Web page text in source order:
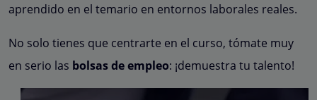
aprendido en el temario en entornos laborales reales.
No solo tienes que centrarte en el curso, tómate muy
en serio las bolsas de empleo: ¡demuestra tu talento!